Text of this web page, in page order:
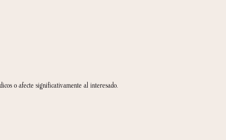
comercial), así como para el cumplimiento de las obligaciones
de servicios externos (por ejemplo, proveedores de